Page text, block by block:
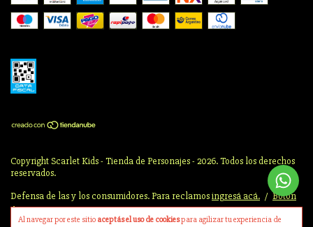
Al navegar por este sitio aceptás el uso de cookiespara agilizar tu experiencia de
Copyright Scarlet Kids - Tienda de Personajes - 2026. Todos los derechos
reservados.
Defensa de las y los consumidores. Para reclamosingresá acá. / Botón
de arrepentimiento